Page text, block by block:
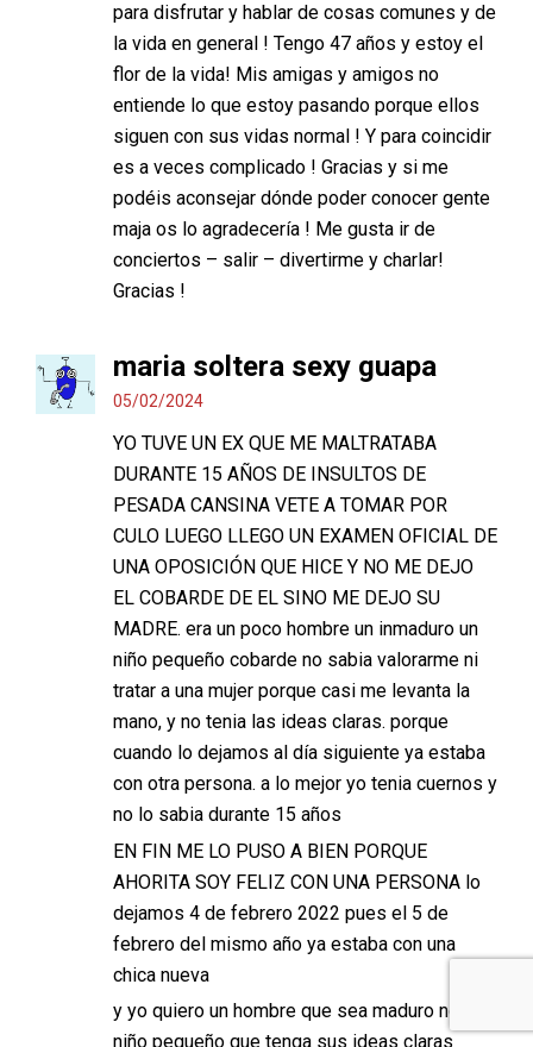
para disfrutar y hablar de cosas comunes y de
la vida en general ! Tengo 47 años y estoy el
flor de la vida! Mis amigas y amigos no
entiende lo que estoy pasando porque ellos
siguen con sus vidas normal ! Y para coincidir
es a veces complicado ! Gracias y si me
podéis aconsejar dónde poder conocer gente
maja os lo agradecería ! Me gusta ir de
conciertos – salir – divertirme y charlar!
Gracias !
maria soltera sexy guapa
05/02/2024
YO TUVE UN EX QUE ME MALTRATABA
DURANTE 15 AÑOS DE INSULTOS DE
PESADA CANSINA VETE A TOMAR POR
CULO LUEGO LLEGO UN EXAMEN OFICIAL DE
UNA OPOSICIÓN QUE HICE Y NO ME DEJO
EL COBARDE DE EL SINO ME DEJO SU
MADRE. era un poco hombre un inmaduro un
niño pequeño cobarde no sabia valorarme ni
tratar a una mujer porque casi me levanta la
mano, y no tenia las ideas claras. porque
cuando lo dejamos al día siguiente ya estaba
con otra persona. a lo mejor yo tenia cuernos y
no lo sabia durante 15 años
EN FIN ME LO PUSO A BIEN PORQUE
AHORITA SOY FELIZ CON UNA PERSONA lo
dejamos 4 de febrero 2022 pues el 5 de
febrero del mismo año ya estaba con una
chica nueva
y yo quiero un hombre que sea maduro no un
niño pequeño que tenga sus ideas claras